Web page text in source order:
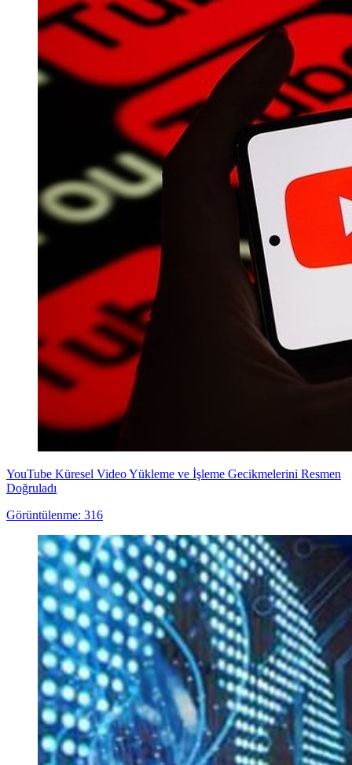
YouTube Küresel Video Yükleme ve İşleme Gecikmelerini Resmen
Doğruladı
Görüntülenme: 316